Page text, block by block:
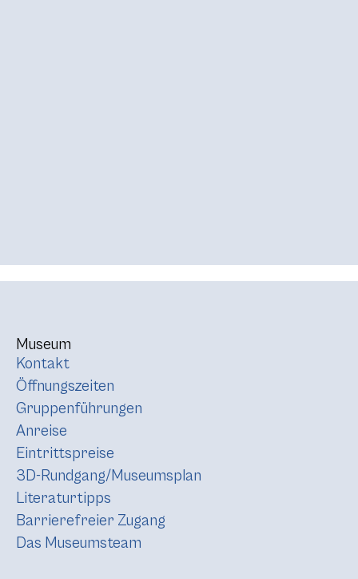
Museum
Kontakt
Öffnungszeiten
Gruppenführungen
Anreise
Eintrittspreise
3D-Rundgang/Museumsplan
Literaturtipps
Barrierefreier Zugang
Das Museumsteam